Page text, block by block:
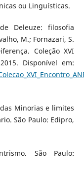
ou Linguísticas.
Deleuze: filosofia
M.; Fornazari, S.
Coleção XVI
Disponível em:
Minorias e limites
São Paulo: Edipro,
São Paulo: